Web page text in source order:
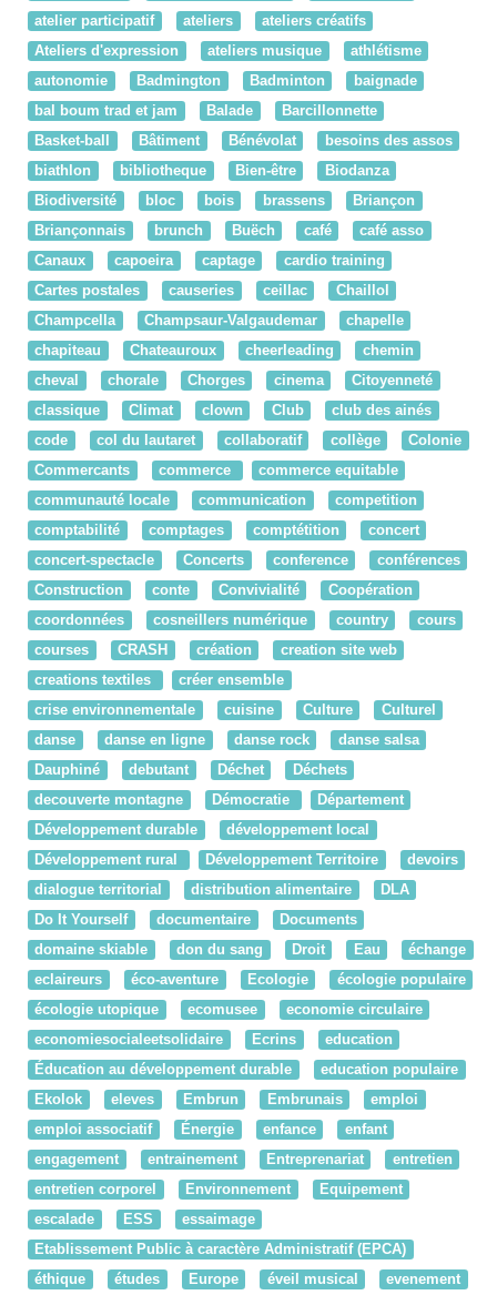
atelier participatif
ateliers
ateliers créatifs
Ateliers d'expression
ateliers musique
athlétisme
autonomie
Badmington Badminton
baignade
bal boum trad et jam
Balade
Barcillonnette
Basket-ball
Bâtiment Bénévolat
besoins des assos
biathlon
bibliotheque Bien-être
Biodanza
Biodiversité
bloc bois brassens
Briançon
Briançonnais
brunch Buëch café
café asso
Canaux
capoeira captage
cardio training
Cartes postales
causeries ceillac
Chaillol
Champcella
Champsaur-Valgaudemar
chapelle
chapiteau
Chateauroux cheerleading
chemin
cheval
chorale Chorges cinema
Citoyenneté
classique
Climat clown Club
club des ainés
code
col du lautaret collaboratif collège
Colonie
Commercants
commerce
commerce equitable
communauté locale
communication
competition
comptabilité
comptages comptétition
concert
concert-spectacle
Concerts conference
conférences
Construction
conte Convivialité
Coopération
coordonnées
cosneillers numérique country
cours
courses
CRASH création
creation site web
creations textiles
créer ensemble
crise environnementale
cuisine Culture
Culturel
danse
danse en ligne danse rock
danse salsa
Dauphiné
debutant Déchet
Déchets
decouverte montagne
Démocratie
Département
Développement durable
développement local
Développement rural
Développement Territoire
devoirs
dialogue territorial
distribution alimentaire
DLA
Do It Yourself
documentaire
Documents
domaine skiable
don du sang Droit Eau
échange
eclaireurs
éco-aventure Ecologie
écologie populaire
écologie utopique
ecomusee
economie circulaire
economiesocialeetsolidaire
Ecrins
education
Éducation au développement durable
education populaire
Ekolok
eleves Embrun Embrunais
emploi
emploi associatif
Énergie enfance
enfant
engagement
entrainement Entreprenariat
entretien
entretien corporel
Environnement
Equipement
escalade
ESS
essaimage
Etablissement Public à caractère Administratif (EPCA)
éthique
études Europe éveil musical evenement